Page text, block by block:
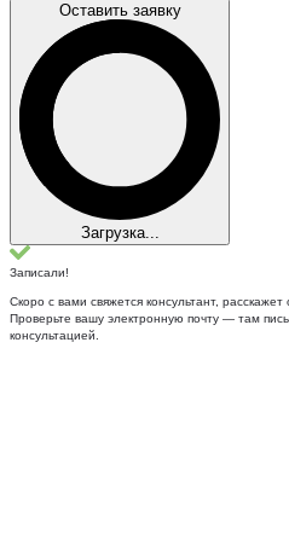
Оставить заявку
Загрузка...
Записали!
Скоро с вами свяжется консультант,
Проверьте вашу электронную почту — там
консультацией.